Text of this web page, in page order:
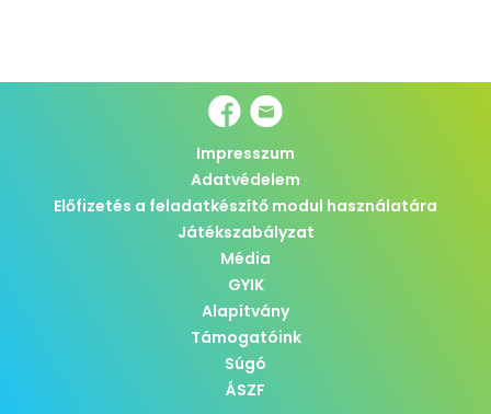
Impresszum
Adatvédelem
Előfizetés a feladatkészítő modul használatára
Játékszabályzat
Média
GYIK
Alapítvány
Támogatóink
Súgó
ÁSZF